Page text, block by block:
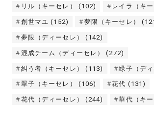
リル（キーセレ） (102) レイラ（キー
創世マユ (152) 夢限（キーセレ）
夢限（ディーセレ） (142)
混成チーム（ディーセレ） (272)
糾う者（キーセレ） (113) 緑子（ディ
翠子（キーセレ） (106) 花代 (131)
花代（ディーセレ） (244) 華代（キー